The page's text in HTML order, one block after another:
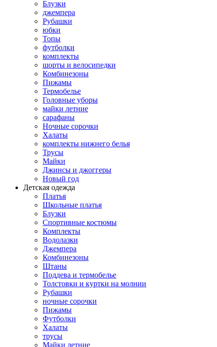
Блузки
джемпера
Рубашки
юбки
Топы
футболки
комплекты
шорты и велосипедки
Комбинезоны
Пижамы
Термобелье
Головные уборы
майки летние
сарафаны
Ночные сорочки
Халаты
комплекты нижнего белья
Трусы
Майки
Джинсы и джоггеры
Новый год
Детская одежда
Платья
Школьные платья
Блузки
Спортивные костюмы
Комплекты
Водолазки
Джемпера
Комбинезоны
Штаны
Поддева и термобелье
Толстовки и куртки на молнии
Рубашки
ночные сорочки
Пижамы
Футболки
Халаты
трусы
Майки летние